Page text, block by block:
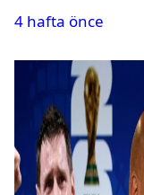
4 hafta önce